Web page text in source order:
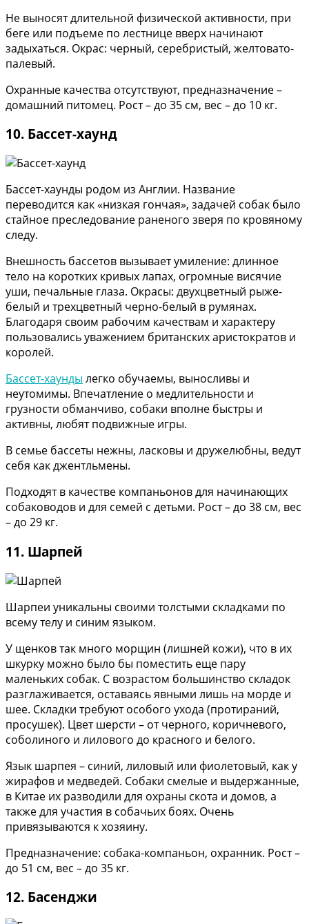
Не выносят длительной физической активности, при
беге или подъеме по лестнице вверх начинают
задыхаться. Окрас: черный, серебристый, желтовато-
палевый.
Охранные качества отсутствуют, предназначение –
домашний питомец. Рост – до 35 см, вес – до 10 кг.
10. Бассет-хаунд
Бассет-хаунды родом из Англии. Название
переводится как «низкая гончая», задачей собак было
стайное преследование раненого зверя по кровяному
следу.
Внешность бассетов вызывает умиление: длинное
тело на коротких кривых лапах, огромные висячие
уши, печальные глаза. Окрасы: двухцветный рыже-
белый и трехцветный черно-белый в румянах.
Благодаря своим рабочим качествам и характеру
пользовались уважением британских аристократов и
королей.
Бассет-хаунды легко обучаемы, выносливы и
неутомимы. Впечатление о медлительности и
грузности обманчиво, собаки вполне быстры и
активны, любят подвижные игры.
В семье бассеты нежны, ласковы и дружелюбны, ведут
себя как джентльмены.
Подходят в качестве компаньонов для начинающих
собаководов и для семей с детьми. Рост – до 38 см, вес
– до 29 кг.
11. Шарпей
Шарпеи уникальны своими толстыми складками по
всему телу и синим языком.
У щенков так много морщин (лишней кожи), что в их
шкурку можно было бы поместить еще пару
маленьких собак. С возрастом большинство складок
разглаживается, оставаясь явными лишь на морде и
шее. Складки требуют особого ухода (протираний,
просушек). Цвет шерсти – от черного, коричневого,
соболиного и лилового до красного и белого.
Язык шарпея – синий, лиловый или фиолетовый, как у
жирафов и медведей. Собаки смелые и выдержанные,
в Китае их разводили для охраны скота и домов, а
также для участия в собачьих боях. Очень
привязываются к хозяину.
Предназначение: собака-компаньон, охранник. Рост –
до 51 см, вес – до 35 кг.
12. Басенджи